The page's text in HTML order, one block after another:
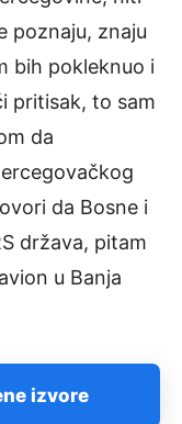
poznaju, znaju
bih pokleknuo i
pritisak, to sam
da
da Bosne i
država, pitam
u Banja
izvore